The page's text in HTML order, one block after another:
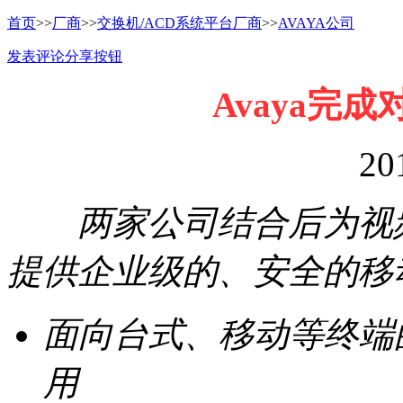
首页>>厂商>>交换机/ACD系统平台厂商>>AVAYA公司
发表评论分享按钮
Avaya完成
两家公司结合后为视
提供企业级的、安全的
面向台式、移动等终
用